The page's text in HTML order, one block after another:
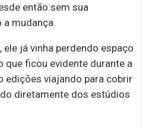
então sem sua
mudança.
já vinha perdendo espaço
que ficou evidente durante a
edições viajando para cobrir
diretamente dos estúdios